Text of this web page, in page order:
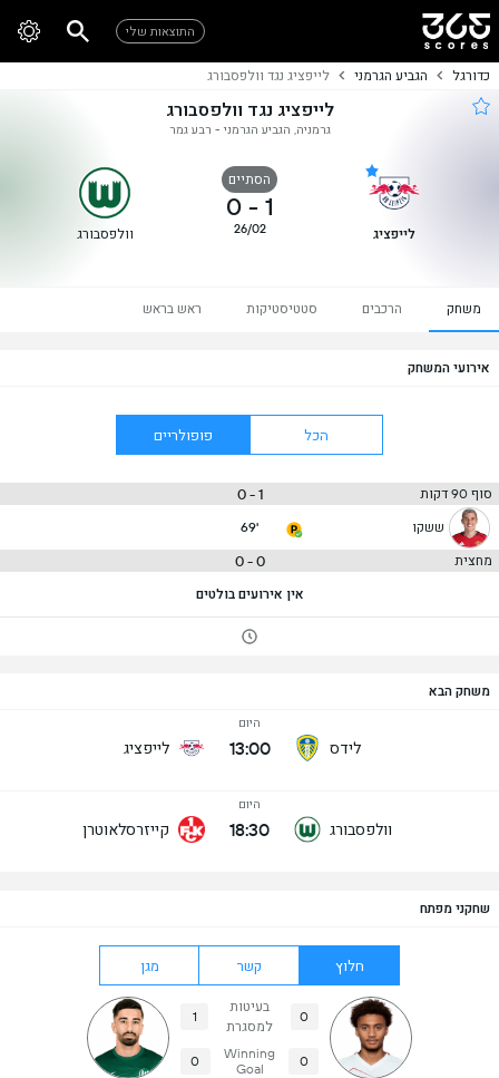
התוצאות שלי
כדורגל הגביע הגרמני לייפציג נגד וולפסבורג
לייפציג נגד וולפסבורג
גרמניה, הגביע הגרמני - רבע גמר
לייפציג
הסתיים
1
-
0
26/02 וולפסבורג
משחק הרכבים סטטיסטיקות ראש בראש
אירועי המשחק
הכל פופולריים
סוף 90 דקות 1 - 0
ששקו 69'
מחצית 0 - 0
אין אירועים בולטים
משחק הבא
לידס
היום
13:00 לייפציג
וולפסבורג
היום
18:30 קייזרסלאוטרן
שחקני מפתח
חלוץ קשר מגן
0
בעיטות
למסגרת
1
0
Winning
Goal
0